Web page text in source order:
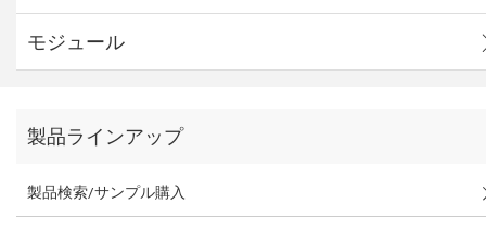
モジュール
製品ラインアップ
製品検索/サンプル購入